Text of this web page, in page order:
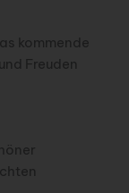
kommende
Freuden